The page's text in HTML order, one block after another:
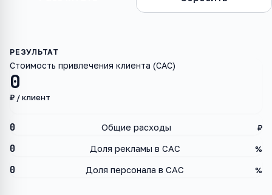
0
Стоимость привлечения клиента (CAC)
₽ / клиент
0 Общие расходы ₽
0 Доля рекламы в CAC %
0 Доля персонала в CAC %